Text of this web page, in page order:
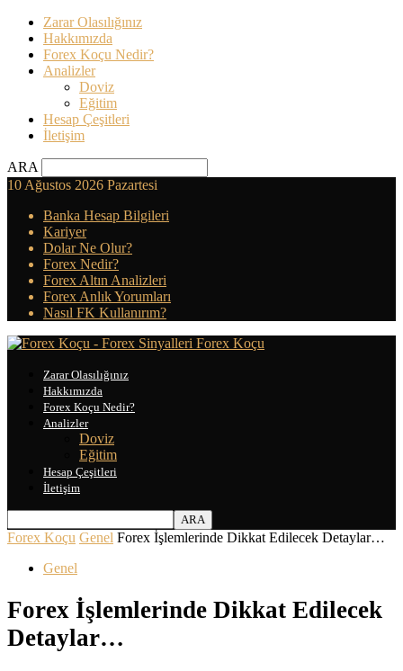
Zarar Olasılığınız
Hakkımızda
Forex Koçu Nedir?
Analizler
Doviz
Eğitim
Hesap Çeşitleri
İletişim
ARA
10 Ağustos 2026 Pazartesi
Banka Hesap Bilgileri
Kariyer
Dolar Ne Olur?
Forex Nedir?
Forex Altın Analizleri
Forex Anlık Yorumları
Nasıl FK Kullanırım?
Forex Koçu
Zarar Olasılığınız
Hakkımızda
Forex Koçu Nedir?
Analizler
Doviz
Eğitim
Hesap Çeşitleri
İletişim
Forex Koçu Genel Forex İşlemlerinde Dikkat Edilecek Detaylar…
Genel
Forex İşlemlerinde Dikkat Edilecek
Detaylar…